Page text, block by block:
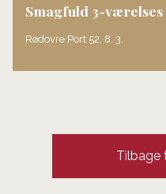
Smagfuld 3-
Rødovre Port 52, 8. 3.
Tilbage